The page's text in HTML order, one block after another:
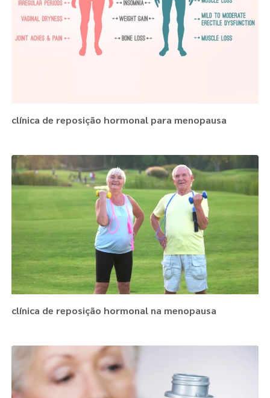
clínica de reposição hormonal para menopausa
clínica de reposição hormonal na menopausa